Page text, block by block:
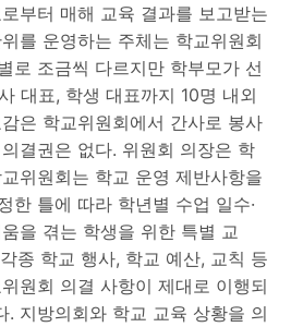
부터 매해 교육 결과를 보고받는
를 운영하는 주체는 학교위원회
로 조금씩 다르지만 학부모가 선
대표, 학생 대표까지 10명 내외
은 학교위원회에서 간사로 봉사
결권은 없다. 위원회 의장은 학
위원회는 학교 운영 제반사항을
한 틀에 따라 학년별 수업 일수·
을 겪는 학생을 위한 특별 교
종 학교 행사, 학교 예산, 교칙 등
원회 의결 사항이 제대로 이행되
. 지방의회와 학교 교육 상황을 의